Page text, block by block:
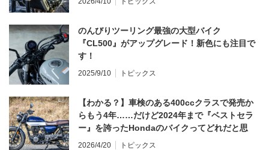
のんびりツーリング最強の大型バイク
『CL500』がアップグレード！新色にも注目で
す！
2025/9/10 トピックス
【わかる？】車検のある400ccクラスで発売か
らもう4年……だけど2024年まで『ベストセラ
ー』を誇ったHondaのバイクってどれだと思
う？
2026/4/20 トピックス